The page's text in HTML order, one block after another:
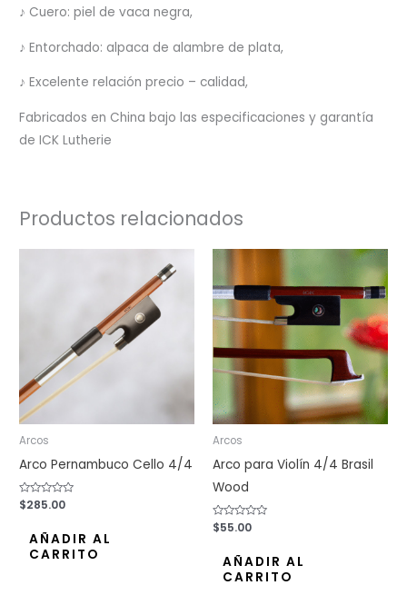
♪ Cuero: piel de vaca negra,
♪ Entorchado: alpaca de alambre de plata,
♪ Excelente relación precio – calidad,
Fabricados en China bajo las especificaciones y garantía
de ICK Lutherie
Productos relacionados
Arcos
Arco Pernambuco Cello 4/4
Valorado
con
$285.00
AÑADIR AL
CARRITO
Arcos
Arco para Violín 4/4 Brasil
Wood
Valorado
con
$55.00
AÑADIR AL
CARRITO